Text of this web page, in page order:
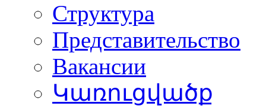
Структура
Представительство
Вакансии
Կառուցվածք